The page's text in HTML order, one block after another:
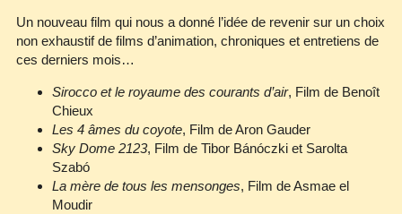
Un nouveau film qui nous a donné l’idée de revenir sur un choix
non exhaustif de films d’animation, chroniques et entretiens de
ces derniers mois…
Sirocco et le royaume des courants d’air, Film de Benoît
Chieux
Les 4 âmes du coyote, Film de Aron Gauder
Sky Dome 2123, Film de Tibor Bánóczki et Sarolta
Szabó
La mère de tous les mensonges, Film de Asmae el
Moudir